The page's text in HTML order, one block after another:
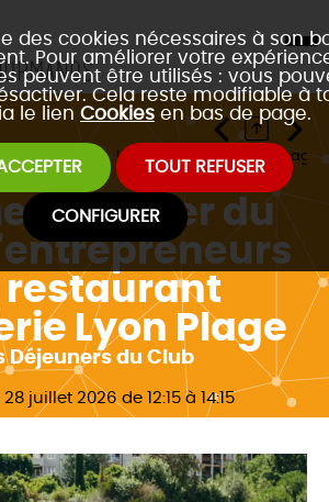
des cookies nécessaires à son
Pour améliorer votre
peuvent être utilisés : vous
Cela reste modifiable à
le lien Cookies en bas de page.
TOUT REFUSER
CONFIGURER
Les 4 formats de réseautage
Déjeuner du
restaurant
Lyon Plage
Déjeuners du Club
juillet 2026 de 12:15 à 14:15